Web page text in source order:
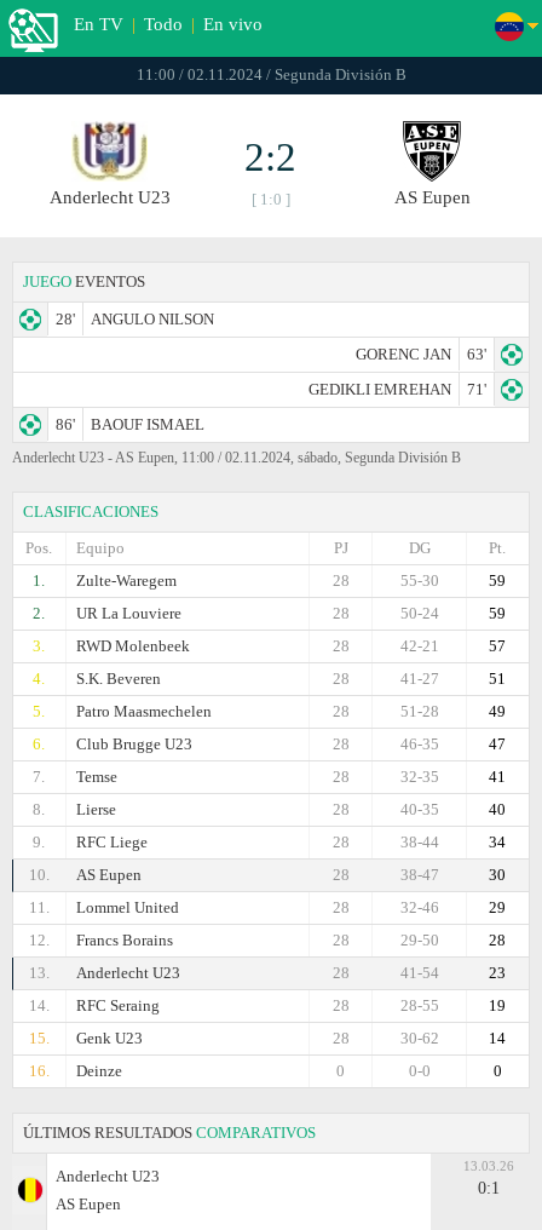
En TV | Todo | En vivo
11:00 / 02.11.2024 / Segunda División B
Anderlecht U23
2:2
[ 1:0 ] AS Eupen
JUEGO EVENTOS
28'
ANGULO NILSON
GORENC JAN
63'
GEDIKLI EMREHAN
71'
86'
BAOUF ISMAEL
Anderlecht U23 - AS Eupen, 11:00 / 02.11.2024, sábado, Segunda División B
CLASIFICACIONES
Pos.
Equipo Pt.
DG
PJ
1.
Zulte-Waregem 59
55-30
28
2.
UR La Louviere 59
50-24
28
3.
RWD Molenbeek 57
42-21
28
4.
S.K. Beveren 51
41-27
28
5.
Patro Maasmechelen 49
51-28
28
6.
Club Brugge U23 47
46-35
28
7.
Temse 41
32-35
28
8.
Lierse 40
40-35
28
9.
RFC Liege 34
38-44
28
10.
AS Eupen 30
38-47
28
11.
Lommel United 29
32-46
28
12.
Francs Borains 28
29-50
28
13.
Anderlecht U23 23
41-54
28
14.
RFC Seraing 19
28-55
28
15.
Genk U23 14
30-62
28
16.
Deinze 0
0-0
0
ÚLTIMOS RESULTADOS COMPARATIVOS
Anderlecht U23
AS Eupen
13.03.26
0:1